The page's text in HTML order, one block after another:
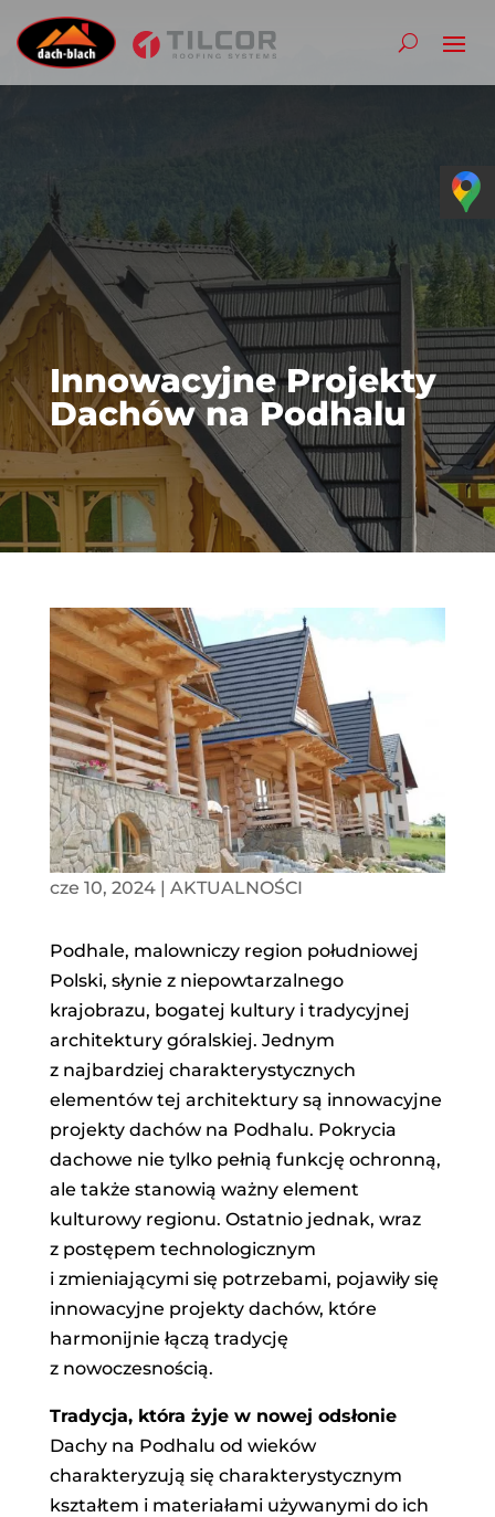
Innowacyjne Projekty
Dachów na Podhalu
cze 10, 2024| AKTUALNOŚCI
Podhale, malowniczy region południowej
Polski, słynie z niepowtarzalnego
krajobrazu, bogatej kultury i tradycyjnej
architektury góralskiej. Jednym
z najbardziej charakterystycznych
elementów tej architektury są innowacyjne
projekty dachów na Podhalu. Pokrycia
dachowe nie tylko pełnią funkcję ochronną,
ale także stanowią ważny element
kulturowy regionu. Ostatnio jednak, wraz
z postępem technologicznym
i zmieniającymi się potrzebami, pojawiły się
innowacyjne projekty dachów, które
harmonijnie łączą tradycję
z nowoczesnością.
Tradycja, która żyje w nowej odsłonie
Dachy na Podhalu od wieków
charakteryzują się charakterystycznym
kształtem i materiałami używanymi do ich